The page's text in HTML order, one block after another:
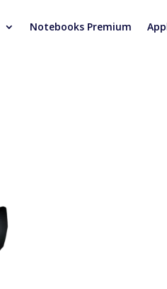
Notebooks Premium